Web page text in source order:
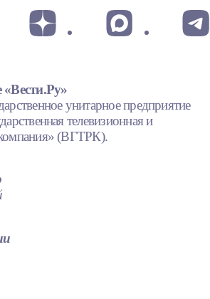
«Вести.Ру»
унитарное предприятие
телевизионная и
(ВГТРК).